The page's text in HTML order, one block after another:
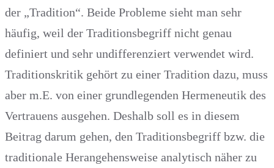
der „Tradition“. Beide Probleme sieht man sehr
häufig, weil der Traditionsbegriff nicht genau
definiert und sehr undifferenziert verwendet wird.
Traditionskritik gehört zu einer Tradition dazu, muss
aber m.E. von einer grundlegenden Hermeneutik des
Vertrauens ausgehen. Deshalb soll es in diesem
Beitrag darum gehen, den Traditionsbegriff bzw. die
traditionale Herangehensweise analytisch näher zu